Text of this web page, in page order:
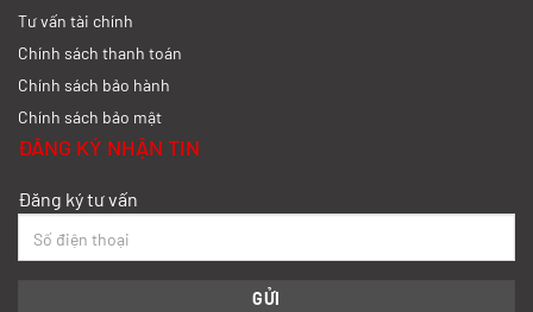
Tư vấn tài chính
Chính sách thanh toán
Chính sách bảo hành
Chính sách bảo mật
ĐĂNG KÝ NHẬN TIN
Đăng ký tư vấn